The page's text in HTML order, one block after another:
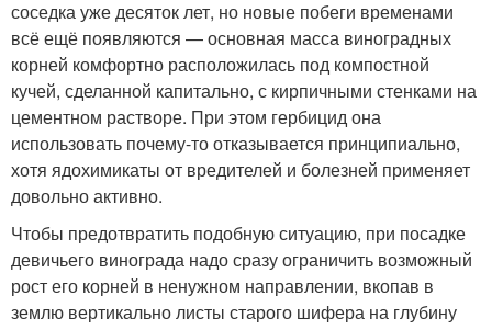
соседка уже десяток лет, но новые побеги временами
всё ещё появляются — основная масса виноградных
корней комфортно расположилась под компостной
кучей, сделанной капитально, с кирпичными стенками на
цементном растворе. При этом гербицид она
использовать почему-то отказывается принципиально,
хотя ядохимикаты от вредителей и болезней применяет
довольно активно.
Чтобы предотвратить подобную ситуацию, при посадке
девичьего винограда надо сразу ограничить возможный
рост его корней в ненужном направлении, вкопав в
землю вертикально листы старого шифера на глубину